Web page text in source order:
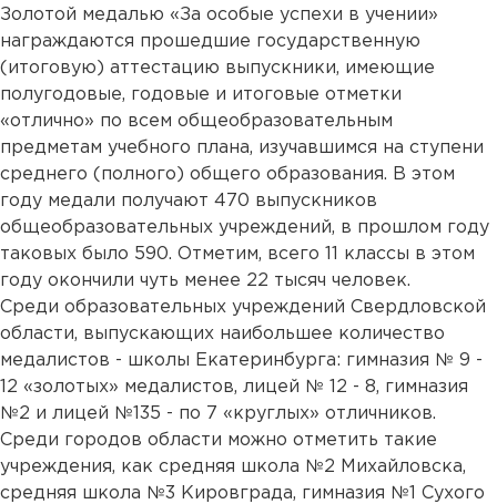
Золотой медалью «За особые успехи в учении»
награждаются прошедшие государственную
(итоговую) аттестацию выпускники, имеющие
полугодовые, годовые и итоговые отметки
«отлично» по всем общеобразовательным
предметам учебного плана, изучавшимся на ступени
среднего (полного) общего образования. В этом
году медали получают 470 выпускников
общеобразовательных учреждений, в прошлом году
таковых было 590. Отметим, всего 11 классы в этом
году окончили чуть менее 22 тысяч человек.
Среди образовательных учреждений Свердловской
области, выпускающих наибольшее количество
медалистов - школы Екатеринбурга: гимназия № 9 -
12 «золотых» медалистов, лицей № 12 - 8, гимназия
№2 и лицей №135 - по 7 «круглых» отличников.
Среди городов области можно отметить такие
учреждения, как средняя школа №2 Михайловска,
средняя школа №3 Кировграда, гимназия №1 Сухого